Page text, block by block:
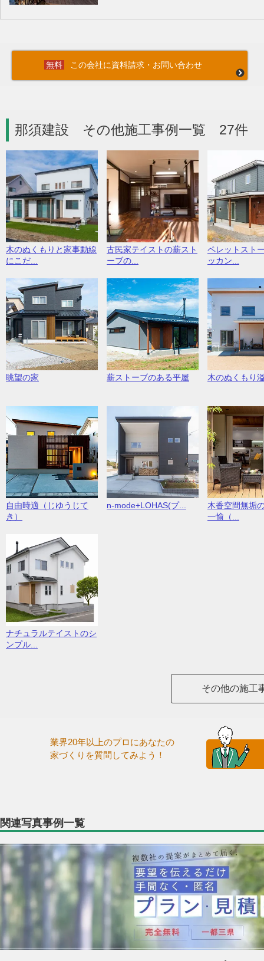
この会社に資料請求・お問い合わせ
那須建設 その他施工事例一覧 27件
木のぬくもりと家事動線
にこだ...
古民家テイストの薪スト
ーブの...
ペレットスト
ッカン...
眺望の家 薪ストーブのある平屋 木のぬくもり
自由時適（じゆうじて
き）
n-mode+LOHAS(プ...
木香空間無垢
一愉（...
ナチュラルテイストのシ
ンプル...
その他の施工
業界20年以上のプロにあなたの
家づくりを質問してみよう！
関連写真事例一覧